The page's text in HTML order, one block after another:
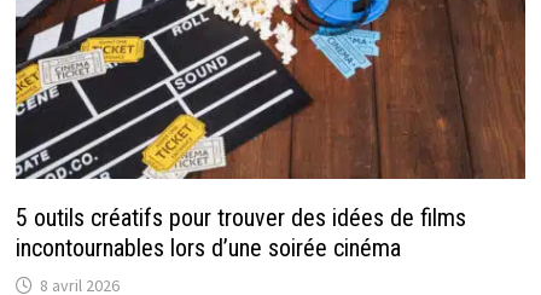
5 outils créatifs pour trouver des idées de films
incontournables lors d’une soirée cinéma
8 avril 2026